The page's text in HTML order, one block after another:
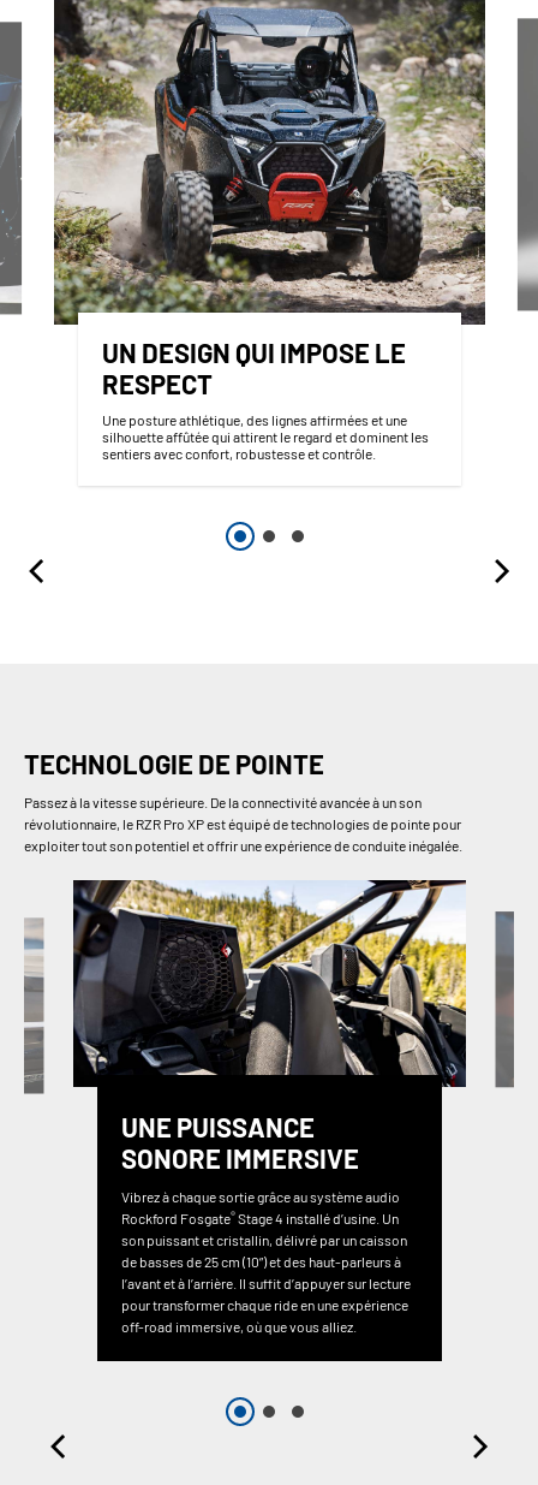
UN DESIGN QUI IMPOSE LE
RESPECT
Une posture athlétique, des lignes affirmées et une
silhouette affûtée qui attirent le regard et dominent les
sentiers avec confort, robustesse et contrôle.
TECHNOLOGIE DE POINTE
Passez à la vitesse supérieure. De la connectivité avancée à un son
révolutionnaire, le RZR Pro XP est équipé de technologies de pointe pour
exploiter tout son potentiel et offrir une expérience de conduite inégalée.
UNE PUISSANCE
SONORE IMMERSIVE
Vibrez à chaque sortie grâce au système audio
Rockford Fosgate®Stage 4 installé d’usine. Un
son puissant et cristallin, délivré par un caisson
de basses de 25 cm (10”) et des haut-parleurs à
l’avant et à l’arrière. Il suffit d’appuyer sur lecture
pour transformer chaque ride en une expérience
off-road immersive, où que vous alliez.